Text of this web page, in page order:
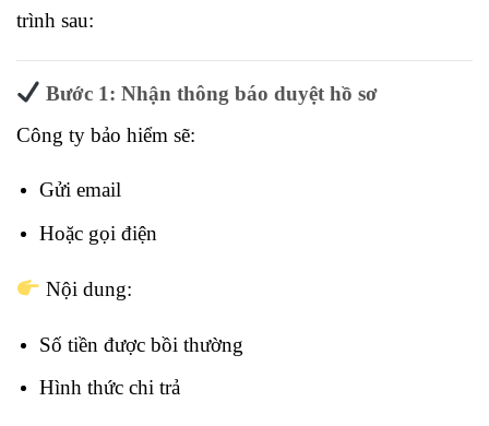
trình sau:
Bước 1: Nhận thông báo duyệt hồ sơ
Công ty bảo hiểm sẽ:
Gửi email
Hoặc gọi điện
Nội dung:
Số tiền được bồi thường
Hình thức chi trả